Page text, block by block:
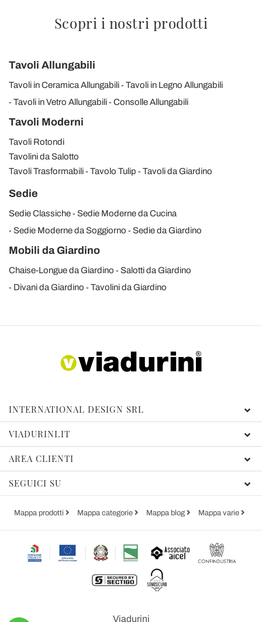
Scopri i nostri prodotti
Tavoli Allungabili
Tavoli in Ceramica Allungabili
Tavoli in Legno Allungabili
Tavoli in Vetro Allungabili
Consolle Allungabili
Tavoli Moderni
Tavoli Rotondi
Tavolini da Salotto
Tavoli Trasformabili
Tavolo Tulip Tavoli da Giardino
Sedie
Sedie Classiche
Sedie Moderne da Cucina
Sedie Moderne da Soggiorno
Sedie da Giardino
Mobili da Giardino
Chaise-Longue da Giardino
Salotti da Giardino
Divani da Giardino
Tavolini da Giardino
INTERNATIONAL DESIGN SRL
VIADURINI.IT
AREA CLIENTI
SEGUICI SU
Mappa prodotti Mappa categorie Mappa blog Mappa varie
Viadurini